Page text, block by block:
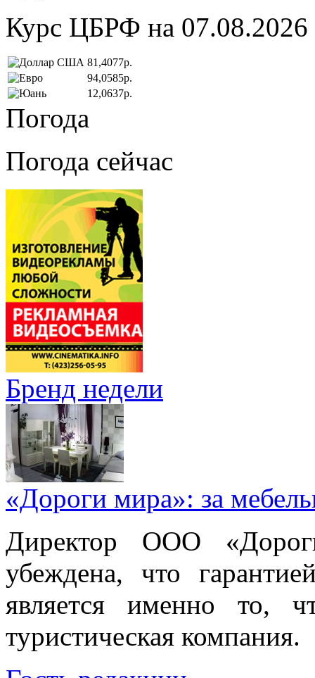
Курс ЦБРФ на 07.08.2026
81,4077р.
94,0585р.
12,0637р.
Погода
Погода сейчас
Бренд недели
«Дороги мира»: за
Директор ООО
убеждена, что
является именно то,
туристическая компания.